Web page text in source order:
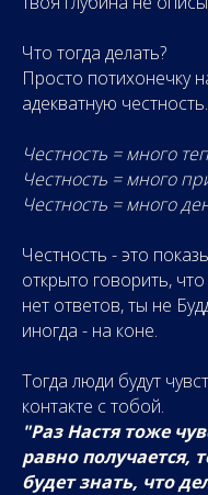
Что тогда делать?
Просто потихонечку
адекватную
Честность = много
Честность = много
Честность = много
Честность - это
открыто говорить,
нет ответов, ты не
иногда - на коне.
Тогда люди будут
контакте с тобой.
"Раз Настя тоже
равно получается,
будет знать, что